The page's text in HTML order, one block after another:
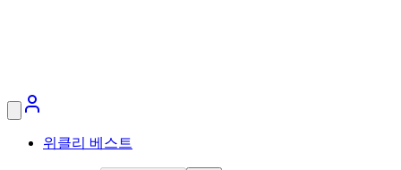
위클리 베스트